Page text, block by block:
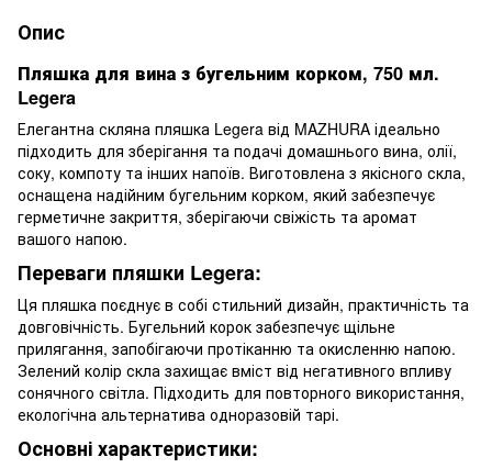
Опис
Пляшка для вина з бугельним корком, 750 мл.
Legera
Елегантна скляна пляшка Legera від MAZHURA ідеально
підходить для зберігання та подачі домашнього вина, олії,
соку, компоту та інших напоїв. Виготовлена з якісного скла,
оснащена надійним бугельним корком, який забезпечує
герметичне закриття, зберігаючи свіжість та аромат
вашого напою.
Переваги пляшки Legera:
Ця пляшка поєднує в собі стильний дизайн, практичність та
довговічність. Бугельний корок забезпечує щільне
прилягання, запобігаючи протіканню та окисленню напою.
Зелений колір скла захищає вміст від негативного впливу
сонячного світла. Підходить для повторного використання,
екологічна альтернатива одноразовій тарі.
Основні характеристики: